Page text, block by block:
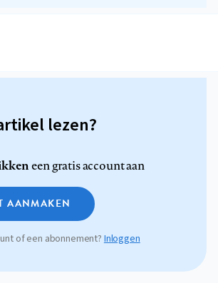
lezen?
een gratis account aan
AANMAKEN
of een abonnement? Inloggen